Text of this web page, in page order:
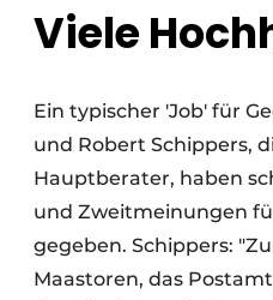
Viele
Ein typischer 'Job' für
und Robert Schippers,
Hauptberater, haben
und Zweitmeinungen
gegeben. Schippers:
Maastoren, das